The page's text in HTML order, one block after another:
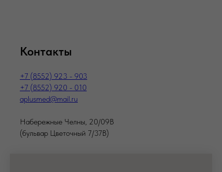
Контакты
+7 (8552) 923 - 903
+7 (8552) 920 - 010
aplusmed@mail.ru
Набережные Челны, 20/09В
(бульвар Цветочный 7/37В)